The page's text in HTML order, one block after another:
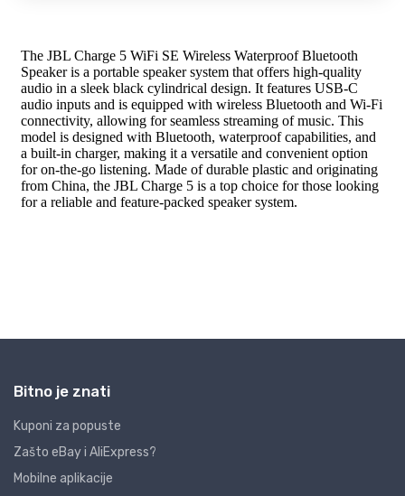
Bitno je znati
Kuponi za popuste
Zašto eBay i AliExpress?
Mobilne aplikacije